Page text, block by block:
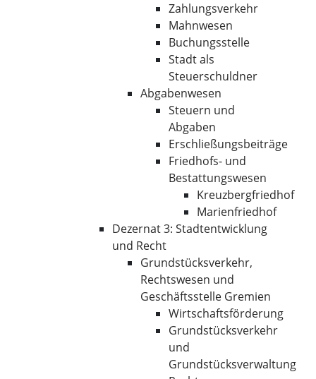
Zahlungsverkehr
Mahnwesen
Buchungsstelle
Stadt als
Steuerschuldner
Abgabenwesen
Steuern und
Abgaben
Erschließungsbeiträge
Friedhofs- und
Bestattungswesen
Kreuzbergfriedhof
Marienfriedhof
Dezernat 3: Stadtentwicklung
und Recht
Grundstücksverkehr,
Rechtswesen und
Geschäftsstelle Gremien
Wirtschaftsförderung
Grundstücksverkehr
und
Grundstücksverwaltung